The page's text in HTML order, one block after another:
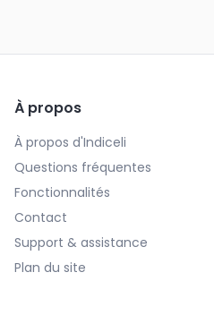
À propos
À propos d'Indiceli
Questions fréquentes
Fonctionnalités
Contact
Support & assistance
Plan du site